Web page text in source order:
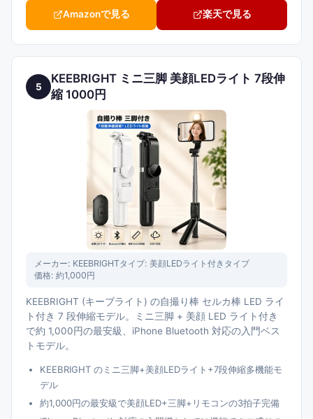
Amazonで見る 楽天で見る
5
KEEBRIGHT ミニ三脚 美顔LEDライト 7段伸
縮 1000円
メーカー: KEEBRIGHTタイプ: 美顔LEDライト付きタイプ
価格: 約1,000円
KEEBRIGHT (キーブライト) の自撮り棒 セルカ棒 LED ライ
ト付き 7 段伸縮モデル。ミニ三脚 + 美顔 LED ライト付き
で約 1,000円の最安級、iPhone Bluetooth 対応の入門ベス
トモデル。
KEEBRIGHT のミニ三脚+美顔LEDライト+7段伸縮多機能モ
デル
約1,000円の最安級で美顔LED+三脚+リモコンの3拍子完備